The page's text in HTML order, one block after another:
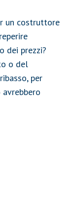
un costruttore
dei prezzi?
o del
per